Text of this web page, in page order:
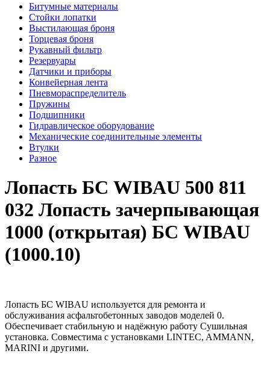
Битумные материалы
Стойки лопатки
Выстилающая броня
Торцевая броня
Рукавный фильтр
Резервуары
Датчики и приборы
Конвейерная лента
Пневмораспределитель
Пружины
Подшипники
Гидравлическое оборудование
Механические соединительные элементы
Втулки
Разное
Лопасть БС WIBAU 500 811
032 Лопасть зачерпывающая
1000 (открытая) БС WIBAU
(1000.10)
Лопасть БС WIBAU используется для ремонта и
обслуживания асфальтобетонных заводов моделей 0.
Обеспечивает стабильную и надёжную работу Сушильная
установка. Совместима с установками LINTEC, AMMANN,
MARINI и другими.